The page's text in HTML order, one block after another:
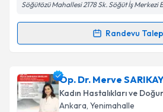
Metni'ni okudum ve kişisel
kapsamda işlenmesini kabul
Söğütözü Mahallesi 2178 Sk. Söğüt İş Merkezi
Randevu
Randevu Takvimi Talebi
Op. Dr. Ertan Öztürkiçin
oluşturun. Size bu uzmandan
takvim hazırlandığında e-posta
Op. Dr. Merve
Kadın Hastalıkları ve
Ankara, Yenimahalle